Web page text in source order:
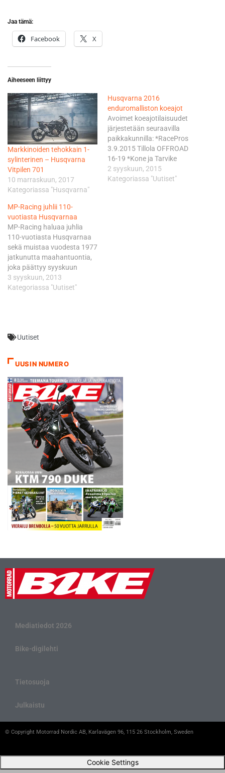
Jaa tämä:
Facebook X
Aiheeseen liittyy
Markkinoiden tehokkain 1-
sylinterinen – Husqvarna
Vitpilen 701
10 marraskuun, 2017
Kategoriassa "Husqvarna"
Husqvarna 2016
enduromalliston koeajot
Avoimet koeajotilaisuudet
järjestetään seuraavilla
paikkakunnilla: *RacePros
3.9.2015 Tillola OFFROAD
16-19 *Kone ja Tarvike
M.Leppänen 8.9.2015 Uuron
MX-rata 15-18 *Kone ja
2 syyskuun, 2015
Kategoriassa "Uutiset"
MP-Racing juhlii 110-
vuotiasta Husqvarnaa
MP-Racing haluaa juhlia
110-vuotiasta Husqvarnaa
sekä muistaa vuodesta 1977
jatkunutta maahantuontia,
joka päättyy syyskuun
lopussa. Lauantaina 14.
päivä syyskuuta järjestetään
juhlimassa ovat muun
Salminen, Kari Tiainen,
Petteri Silván ja Matti
Seistola. Juhlivilla
kuljettajilla…
3 syyskuun, 2013
Kategoriassa "Uutiset"
Uutiset
UUSIN NUMERO
Mediatiedot 2026
Bike-digilehti
Tietosuoja
Julkaistu
© Copyright Motorrad Nordic AB, Karlavägen 96, 115 26 Stockholm, Sweden
Cookie Settings